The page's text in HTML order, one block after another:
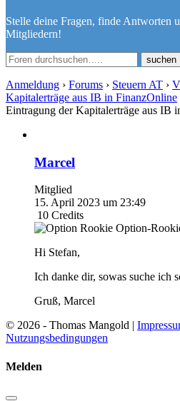
Stelle deine Fragen, finde Antworten
Mitgliedern!
Anmeldung › Forums › Steuern AT ›
Kapitalerträge aus IB in FinanzOnline
Eintragung der Kapitalerträge aus IB
Marcel
Mitglied
15. April 2023 um 23:49
10 Credits
Option-
Hi Stefan,
Ich danke dir, sowas suche ich
Gruß, Marcel
© 2026 - Thomas Mangold |
Nutzungsbedingungen
Melden